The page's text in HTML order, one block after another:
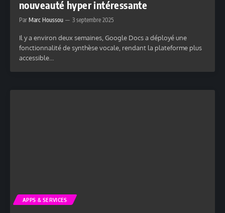
nouveauté hyper intéressante
Par Marc Houssou 3 septembre 2025
Il y a environ deux semaines, Google Docs a déployé une
fonctionnalité de synthèse vocale, rendant la plateforme plus
accessible…
APPS & SERVICES